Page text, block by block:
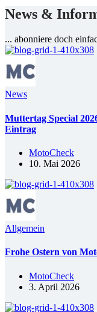
News &
... abonniere doch
News
Muttertag Special
Eintrag
MotoCheck
10. Mai 2026
Allgemein
Frohe Ostern von
MotoCheck
3. April 2026